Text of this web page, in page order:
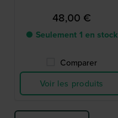
48,00 €
● Seulement 1 en stock
Comparer
Voir les produits